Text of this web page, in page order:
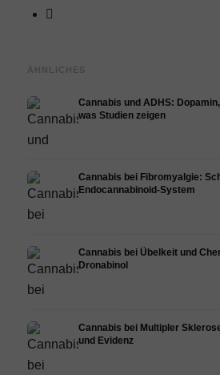
ÄHNLICHES
Cannabis und ADHS:
was Studien zeigen
Cannabis bei Fibromyalgie:
Endocannabinoid-System
Cannabis bei Übelkeit und
Dronabinol
Cannabis bei Multipler
und Evidenz